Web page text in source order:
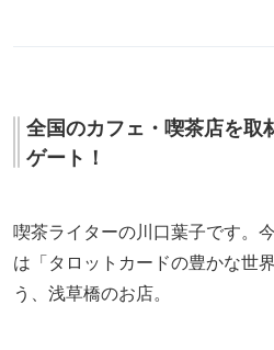
全国のカフェ・喫茶店を取
ゲート！
喫茶ライターの川口葉子です。
は「タロットカードの豊かな世
う、浅草橋のお店。